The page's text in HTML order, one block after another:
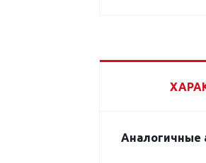
Аналогичные